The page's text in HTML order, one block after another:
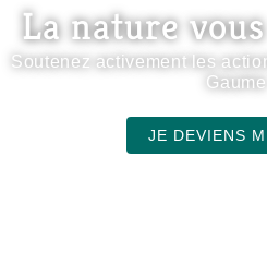
La nature
Soutenez activement les
Gaume
JE DEVIENS